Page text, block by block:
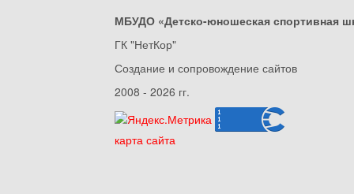
МБУДО «Детско-юношеская спортивная
ГК "НетКор"
Создание и сопровождение сайтов
2008 - 2026 гг.
карта сайта